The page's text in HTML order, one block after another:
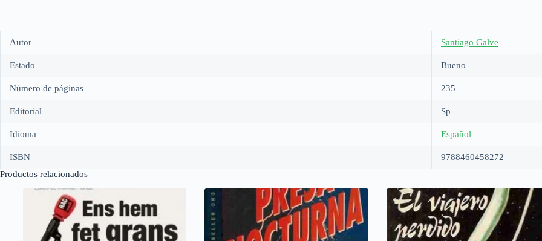
Autor Santiago Galve
Estado Bueno
Número de páginas 235
Editorial Sp
Idioma Español
ISBN
9788460458272
Productos relacionados